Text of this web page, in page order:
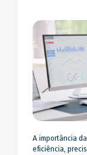
A importância
eficiência,